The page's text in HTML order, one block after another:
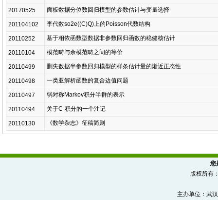
20170525 面板数据分位数回归模型的参数估计与变量选择
201104102 李代数so2e((C)Q)上的Poisson代数结构
20110252 基于相依函数型数据非参数回归函数的稳健核估计
20110104 模范畴与余模范畴之间的等价
20110499 删失数据半参数回归模型的样条估计量的渐近正态性
20110498 一类亚解析函数的复合边值问题
20110497 弱对称Markov积分半群的表示
20110494 关于C-积分的一个注记
20110130 《数学杂志》征稿简则
您
版权所有
主办单位：武